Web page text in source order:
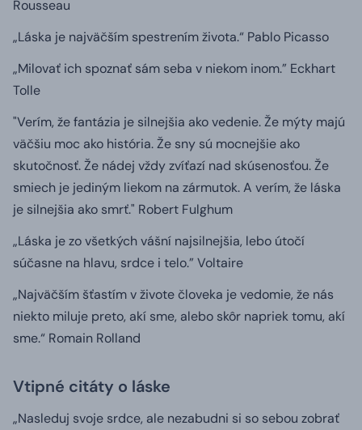
Rousseau
„Láska je najväčším spestrením života.“ Pablo Picasso
„Milovať ich spoznať sám seba v niekom inom.” Eckhart
Tolle
"Verím, že fantázia je silnejšia ako vedenie. Že mýty majú
väčšiu moc ako história. Že sny sú mocnejšie ako
skutočnosť. Že nádej vždy zvíťazí nad skúsenosťou. Že
smiech je jediným liekom na zármutok. A verím, že láska
je silnejšia ako smrť." Robert Fulghum
„Láska je zo všetkých vášní najsilnejšia, lebo útočí
súčasne na hlavu, srdce i telo.” Voltaire
„Najväčším šťastím v živote človeka je vedomie, že nás
niekto miluje preto, akí sme, alebo skôr napriek tomu, akí
sme.“ Romain Rolland
Vtipné citáty o láske
„Nasleduj svoje srdce, ale nezabudni si so sebou zobrať